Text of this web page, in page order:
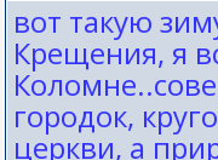
вот такую
Крещения, я
городок,
церкви, а